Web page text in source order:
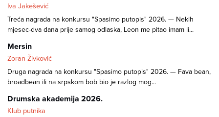
Iva Jakešević
Treća nagrada na konkursu "Spasimo putopis" 2026. — Nekih
mjesec-dva dana prije samog odlaska, Leon me pitao imam li...
Mersin
Zoran Živković
Druga nagrada na konkursu "Spasimo putopis" 2026. — Fava bean,
broadbean ili na srpskom bob bio je razlog mog...
Drumska akademija 2026.
Klub putnika